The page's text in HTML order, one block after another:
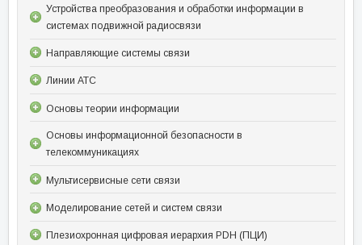
Устройства преобразования и обработки информации в
системах подвижной радиосвязи
Направляющие системы связи
Линии АТС
Основы теории информации
Основы информационной безопасности в
телекоммуникациях
Мультисервисные сети связи
Моделирование сетей и систем связи
Плезиохронная цифровая иерархия PDH (ПЦИ)